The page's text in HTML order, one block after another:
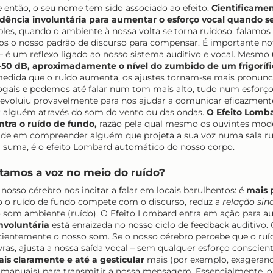
então, o seu nome tem sido associado ao efeito.
involuntária para aumentar o esforço vocal quando
quando o ambiente à nossa volta se torna ruidoso, falamos
o nosso padrão de discurso para compensar. É importante
é um reflexo ligado ao nosso sistema auditivo e vocal. Mesmo
dB, aproximadamente o nível do zumbido de um
que o ruído aumenta, os ajustes tornam-se mais
e podemos até falar num tom mais alto, tudo num
provavelmente para nos ajudar a comunicar
através do som do vento ou das ondas. O Efeito
o ruído de fundo, razão pela qual mesmo os ouvintes
em compreender alguém que projeta a sua voz numa sala
suma, é o efeito Lombard automático do nosso corpo.
a voz no meio do ruído?
cérebro nos incitar a falar em locais barulhentos: é mais
o ruído de fundo compete com o discurso, reduz a relação
som ambiente (ruído). O Efeito Lombard entra em ação para
está enraizada no nosso ciclo de feedback auditivo.
o nosso som. Se o nosso cérebro percebe que o
ajusta a nossa saída vocal – sem qualquer esforço
claramente e até a gesticular mais (por exemplo,